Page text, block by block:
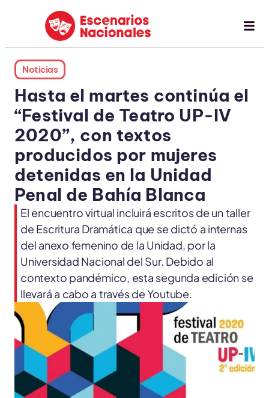
Noticias
Hasta el martes continúa el
“Festival de Teatro UP-IV
2020”, con textos
producidos por mujeres
detenidas en la Unidad
Penal de Bahía Blanca
El encuentro virtual incluirá escritos de un taller
de Escritura Dramática que se dictó a internas
del anexo femenino de la Unidad, por la
Universidad Nacional del Sur. Debido al
contexto pandémico, esta segunda edición se
llevará a cabo a través de Youtube.